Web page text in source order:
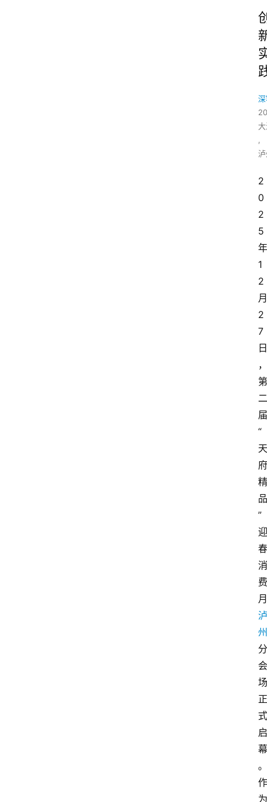
,
2
0
2
5
年
1
2
月
2
7
日
，
第
二
届
“
天
府
精
品
”
迎
春
消
费
月
泸
州
分
会
场
正
式
启
幕
。
作
为